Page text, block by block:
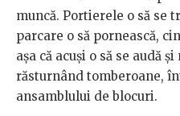
muncă. Portierele o să se
parcare o să pornească,
așa că acuși o să se audă
răsturnând tomberoane,
ansamblului de blocuri.